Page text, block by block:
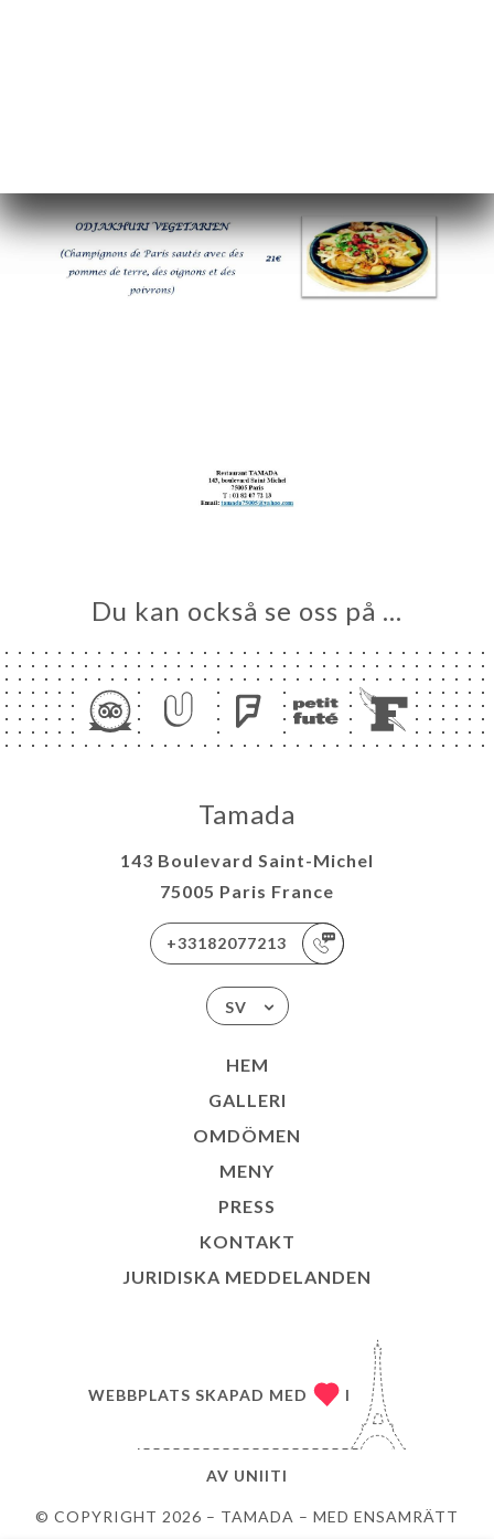
Du kan också se oss på …
Tamada
143 Boulevard Saint-Michel
75005 Paris France
+33182077213
SV
HEM
GALLERI
OMDÖMEN
MENY
PRESS
KONTAKT
JURIDISKA MEDDELANDEN
© COPYRIGHT 2026 – TAMADA – MED ENSAMRÄTT
WEBBPLATS SKAPAD MED I
AV UNIITI